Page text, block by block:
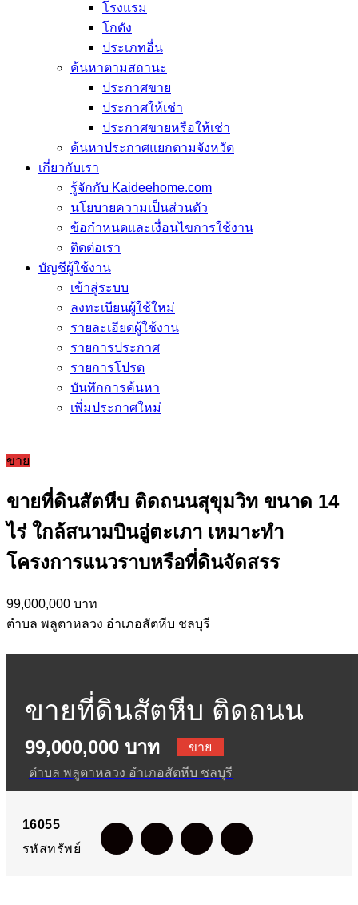
โรงแรม
โกดัง
ประเภทอื่น
ค้นหาตามสถานะ
ประกาศขาย
ประกาศให้เช่า
ประกาศขายหรือให้เช่า
ค้นหาประกาศแยกตามจังหวัด
เกี่ยวกับเรา
รู้จักกับ Kaideehome.com
นโยบายความเป็นส่วนตัว
ข้อกำหนดและเงื่อนไขการใช้งาน
ติดต่อเรา
บัญชีผู้ใช้งาน
เข้าสู่ระบบ
ลงทะเบียนผู้ใช้ใหม่
รายละเอียดผู้ใช้งาน
รายการประกาศ
รายการโปรด
บันทึกการค้นหา
เพิ่มประกาศใหม่
ขาย
ขายที่ดินสัตหีบ ติดถนนสุขุมวิท ขนาด 14
ไร่ ใกล้สนามบินอู่ตะเภา เหมาะทำ
โครงการแนวราบหรือที่ดินจัดสรร
99,000,000 บาท
ตำบล พลูตาหลวง อำเภอสัตหีบ ชลบุรี
ขายที่ดินสัตหีบ ติดถนน
สุขุมวิท ขนาด 14 ไร่ ใกล้
สนามบินอู่ตะเภา เหมาะทำ
โครงการแนวราบหรือที่ดิน
99,000,000 บาท
ขาย
ตำบล พลูตาหลวง อำเภอสัตหีบ ชลบุรี
16055
รหัสทรัพย์